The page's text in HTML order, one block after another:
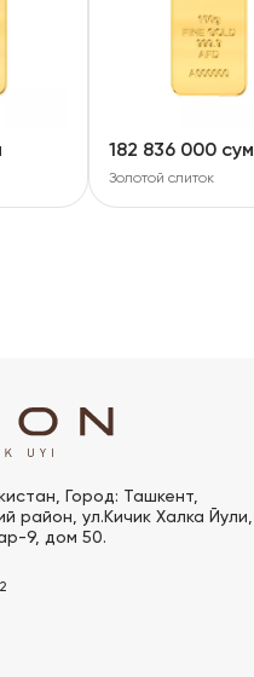
182 836 000 сум
Золотой слиток
Город: Ташкент,
9, дом 50.